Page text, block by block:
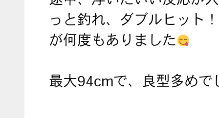
っと釣れ、ダブルヒット
が何度もありました
最大94cmで、良型多めで